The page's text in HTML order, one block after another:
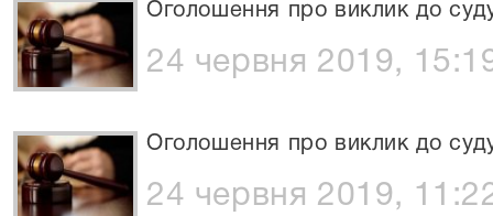
Оголошення про виклик до
24 червня 2019,
Оголошення про виклик до
24 червня 2019,